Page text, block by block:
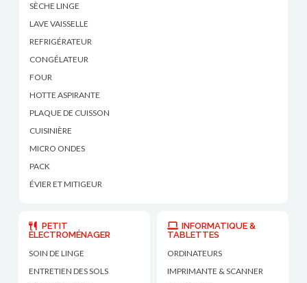
SÈCHE LINGE
LAVE VAISSELLE
REFRIGÉRATEUR
CONGÉLATEUR
FOUR
HOTTE ASPIRANTE
PLAQUE DE CUISSON
CUISINIÈRE
MICRO ONDES
PACK
ÉVIER ET MITIGEUR
PETIT
ÉLECTROMÉNAGER
SOIN DE LINGE
ENTRETIEN DES SOLS
INFORMATIQUE &
TABLETTES
ORDINATEURS
IMPRIMANTE & SCANNER